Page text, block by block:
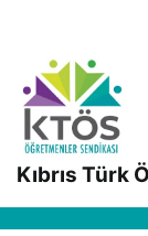
Kıbrıs Türk